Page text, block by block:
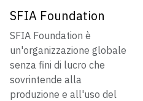
SFIA Foundation
SFIA Foundation è
un'organizzazione globale
senza fini di lucro che
sovrintende alla
produzione e all'uso del